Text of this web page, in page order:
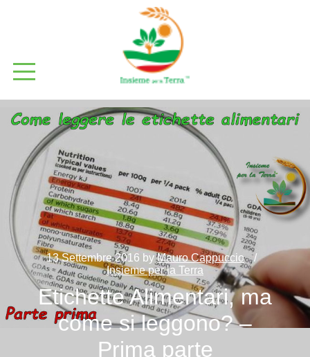
13 Settembre 2016 byMauro Cappuccio
Insieme per la Terra
Etichette Alimentari, ma
come si leggono? –
Prima parte